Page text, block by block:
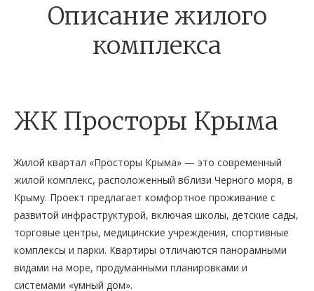
Описание жилого
комплекса
ЖК Просторы Крыма
Жилой квартал «Просторы Крыма» — это современный
жилой комплекс, расположенный вблизи Черного моря, в
Крыму. Проект предлагает комфортное проживание с
развитой инфраструктурой, включая школы, детские сады,
торговые центры, медицинские учреждения, спортивные
комплексы и парки. Квартиры отличаются панорамными
видами на море, продуманными планировками и
системами «умный дом».